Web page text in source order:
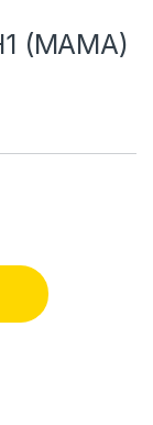
(МАМА)